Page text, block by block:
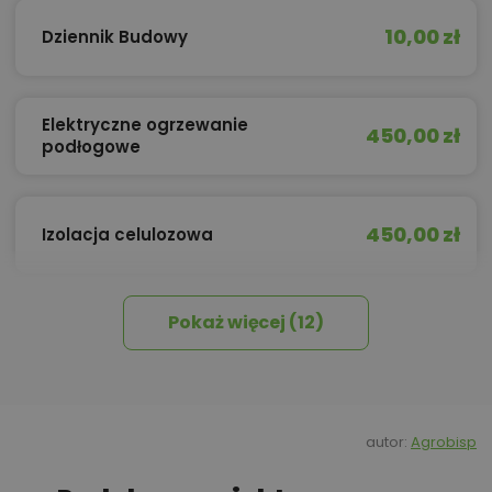
Dziennik Budowy 10,00 zł
Elektryczne ogrzewanie
podłogowe
450,00 zł
Izolacja celulozowa 450,00 zł
Kredyt hipoteczny z operatem za
450,00 zł
Pokaż więcej (12)
autor: Agrobisp